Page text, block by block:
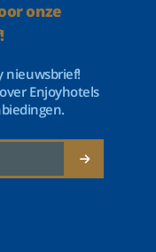
onze
nieuwsbrief!
Enjoyhotels